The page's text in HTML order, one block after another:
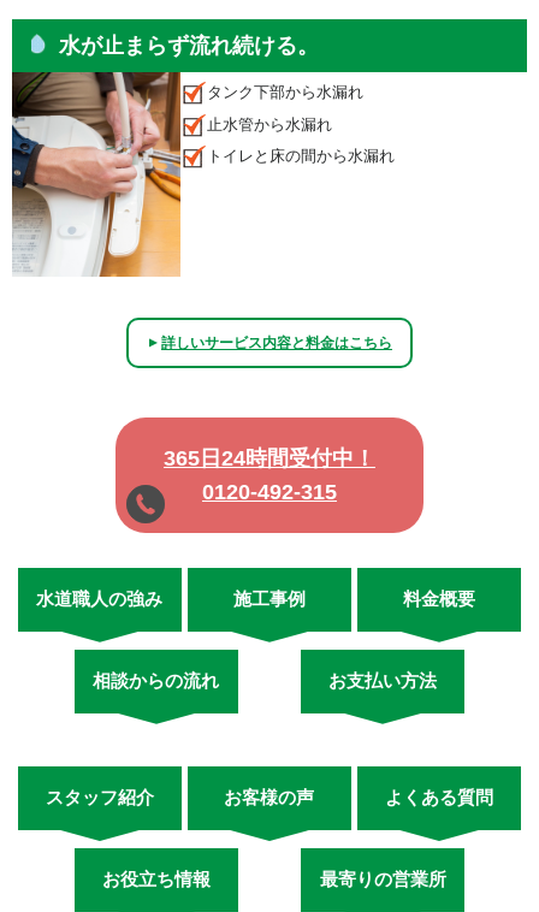
水が止まらず流れ続ける。
タンク下部から水漏れ
止水管から水漏れ
トイレと床の間から水漏れ
▲詳しいサービス内容と料金はこちら
365日24時間受付中！
0120-492-315
水道職人の強み 施工事例 料金概要
相談からの流れ お支払い方法
スタッフ紹介 お客様の声 よくある質問
お役立ち情報 最寄りの営業所